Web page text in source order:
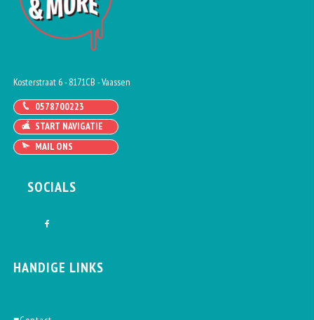
Kosterstraat 6 - 8171CB - Vaassen
0578700223
START NAVIGATIE
MAIL ONS
SOCIALS
HANDIGE LINKS